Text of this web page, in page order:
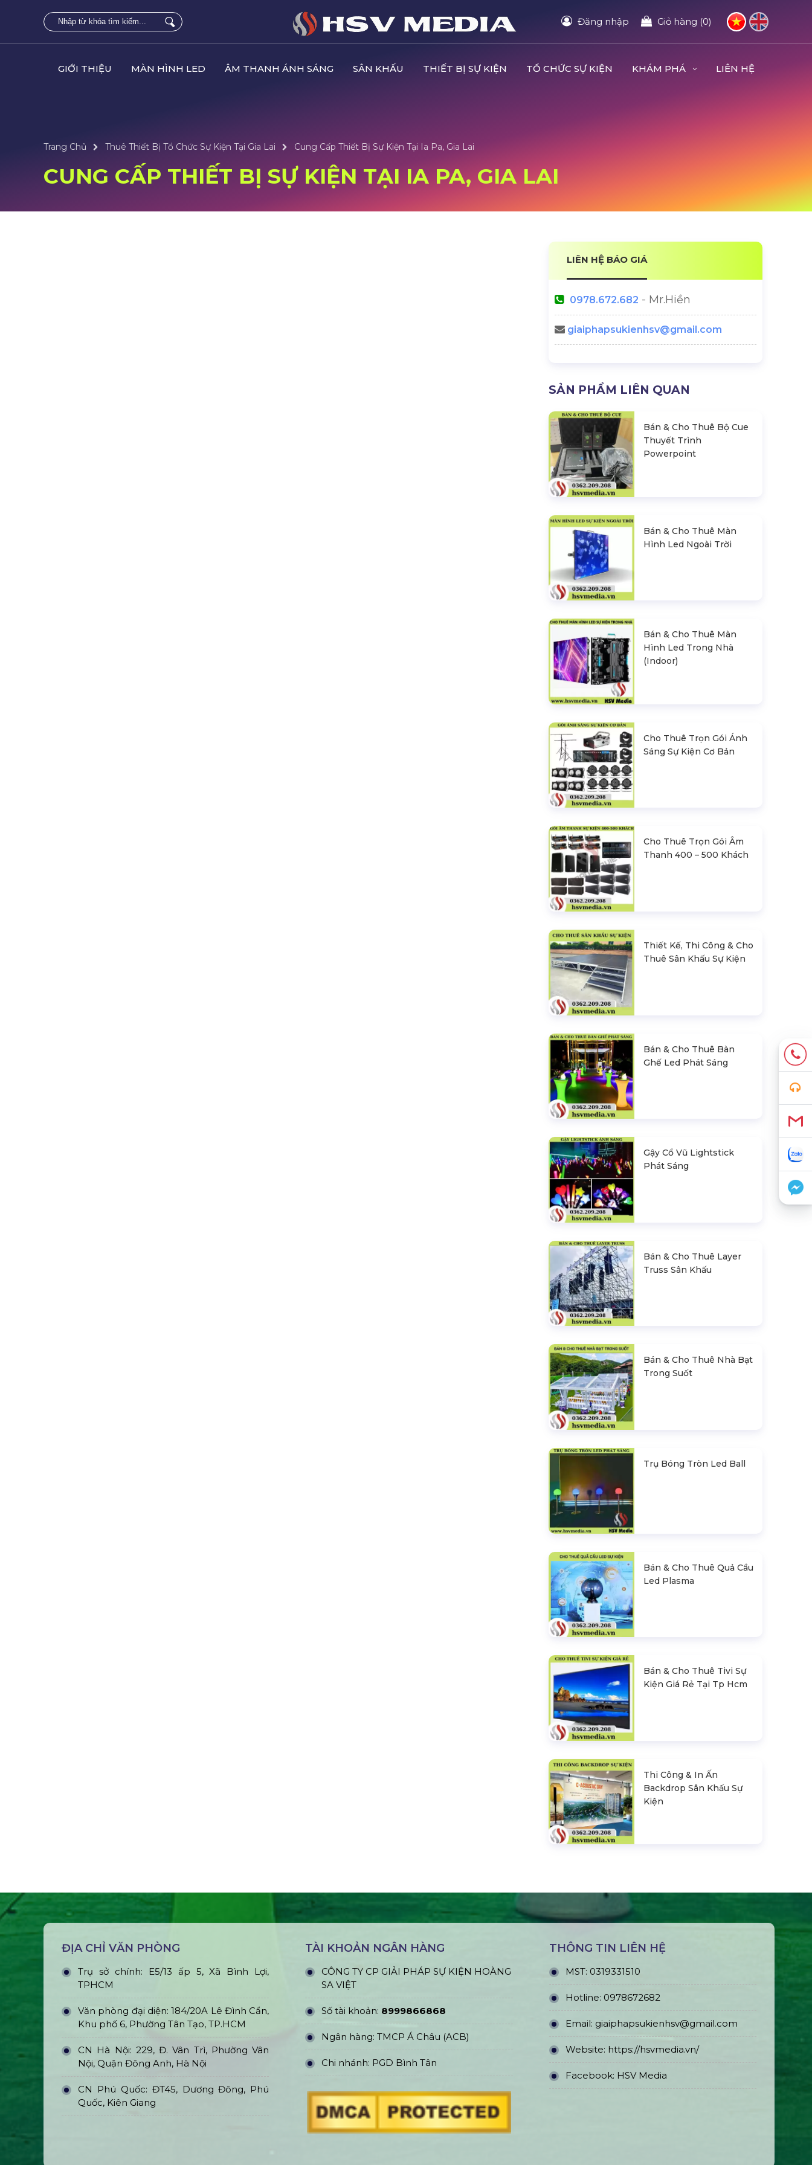
Đăng nhập Giỏ hàng (0)
GIỚI THIỆU MÀN HÌNH LED ÂM THANH ÁNH SÁNG SÂN KHẤU THIẾT BỊ SỰ KIỆN TỔ CHỨC SỰ KIỆN KHÁM PHÁ LIÊN HỆ
Trang Chủ Thuê Thiết Bị Tổ Chức Sự Kiện Tại Gia Lai Cung Cấp Thiết Bị Sự Kiện Tại Ia Pa, Gia Lai
CUNG CẤP THIẾT BỊ SỰ KIỆN TẠI IA PA, GIA LAI
LIÊN HỆ BÁO GIÁ
0978.672.682 - Mr.Hiền
giaiphapsukienhsv@gmail.com
SẢN PHẨM LIÊN QUAN
Bán & Cho Thuê Bộ Cue
Thuyết Trình
Powerpoint
Bán & Cho Thuê Màn
Hình Led Ngoài Trời
Bán & Cho Thuê Màn
Hình Led Trong Nhà
(Indoor)
Cho Thuê Trọn Gói Ánh
Sáng Sự Kiện Cơ Bản
Cho Thuê Trọn Gói Âm
Thanh 400 – 500 Khách
Thiết Kế, Thi Công & Cho
Thuê Sân Khấu Sự Kiện
Bán & Cho Thuê Bàn
Ghế Led Phát Sáng
Gậy Cổ Vũ Lightstick
Phát Sáng
Bán & Cho Thuê Layer
Truss Sân Khấu
Bán & Cho Thuê Nhà Bạt
Trong Suốt
Trụ Bóng Tròn Led Ball
Bán & Cho Thuê Quả Cầu
Led Plasma
Bán & Cho Thuê Tivi Sự
Kiện Giá Rẻ Tại Tp Hcm
Thi Công & In Ấn
Backdrop Sân Khấu Sự
Kiện
ĐỊA CHỈ VĂN PHÒNG
Trụ sở chính: E5/13 ấp 5, Xã Bình Lợi,
TPHCM
Văn phòng đại diện: 184/20A Lê Đình Cẩn,
Khu phố 6, Phường Tân Tạo, TP.HCM
CN Hà Nội: 229, Đ. Vân Trì, Phường Vân
Nội, Quận Đông Anh, Hà Nội
CN Phú Quốc: ĐT45, Dương Đông, Phú
Quốc, Kiên Giang
TÀI KHOẢN NGÂN HÀNG
CÔNG TY CP GIẢI PHÁP SỰ KIỆN HOÀNG
SA VIỆT
Số tài khoản: 8999866868
Ngân hàng: TMCP Á Châu (ACB)
Chi nhánh: PGD Bình Tân
THÔNG TIN LIÊN HỆ
MST: 0319331510
Hotline: 0978672682
Email: giaiphapsukienhsv@gmail.com
Website: https://hsvmedia.vn/
Facebook: HSV Media